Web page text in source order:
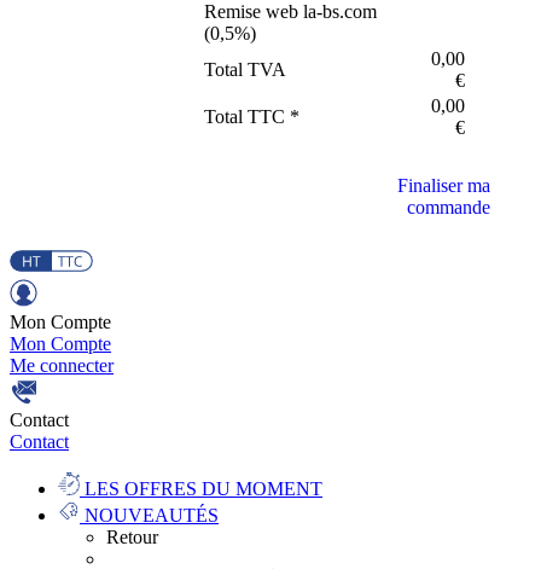
Remise web la-bs.com
(0,5%)
Total TVA
0,00
€
Total TTC *
0,00
€
Finaliser ma
commande
Mon Compte
Mon Compte
Me connecter
Contact
Contact
LES OFFRES DU MOMENT
NOUVEAUTÉS
Retour